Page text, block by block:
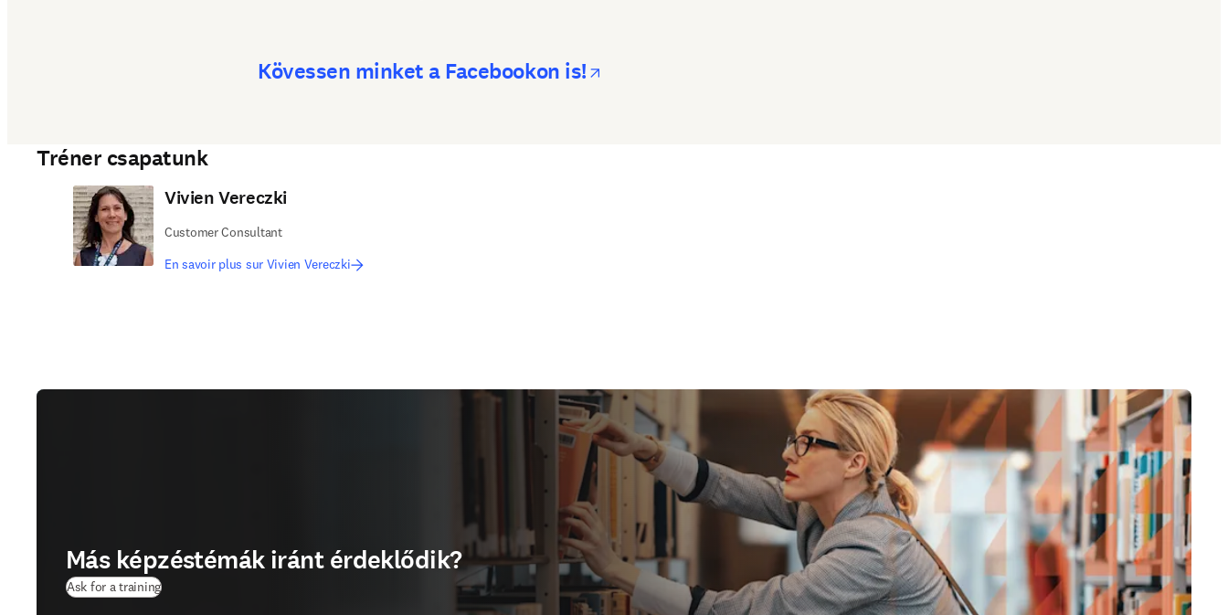
Kövessen minket a Facebookon is!
Tréner csapatunk
Vivien Vereczki
Customer Consultant
En savoir plus sur Vivien Vereczki
Más képzéstémák iránt érdeklődik?
Ask for a training